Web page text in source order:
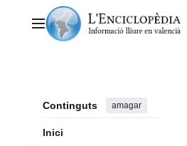
contingutMenú principal
Continguts amagar
Inici
Alternar subsecció Llibres
Alternar subsecció Documents normatius i llingüístics